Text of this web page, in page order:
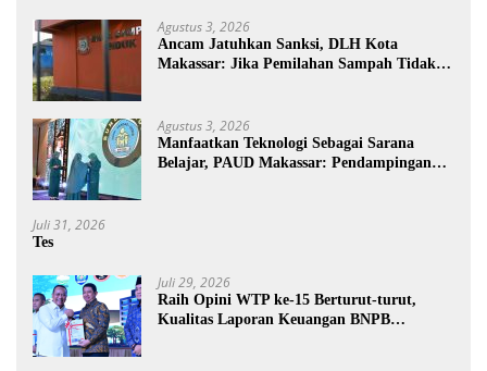
Agustus 3, 2026
Ancam Jatuhkan Sanksi, DLH Kota
Makassar: Jika Pemilahan Sampah Tidak
Agustus 3, 2026
Manfaatkan Teknologi Sebagai Sarana
Belajar, PAUD Makassar: Pendampingan
Juli 31, 2026
Tes
Juli 29, 2026
Raih Opini WTP ke-15 Berturut-turut,
Kualitas Laporan Keuangan BNPB